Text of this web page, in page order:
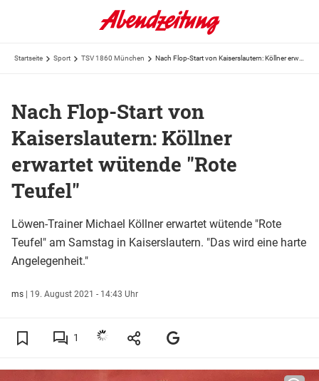
Startseite Sport TSV 1860 München
Nach Flop-Start von
Kaiserslautern: Köllner
erwartet wütende "Rote
Teufel"
Löwen-Trainer Michael Köllner erwartet wütende "Rote
Teufel" am Samstag in Kaiserslautern. "Das wird eine harte
Angelegenheit."
ms | 19. August 2021 - 14:43 Uhr
1